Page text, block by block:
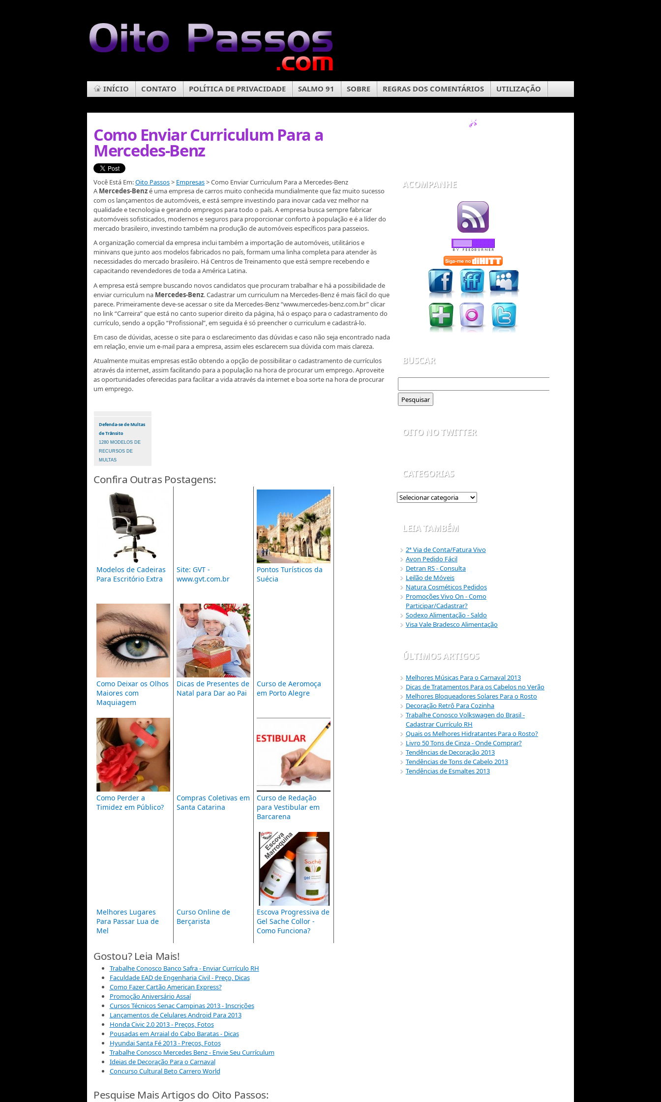
INÍCIO CONTATO POLÍTICA DE PRIVACIDADE SALMO 91 SOBRE REGRAS DOS COMENTÁRIOS UTILIZAÇÃO
Como Enviar Curriculum Para a
Mercedes-Benz
Você Está Em:Oito Passos> Empresas> Como Enviar Curriculum Para a Mercedes-Benz
A Mercedes-Benzé uma empresa de carros muito conhecida mundialmente que faz muito sucesso
com os lançamentos de automóveis, e está sempre investindo para inovar cada vez melhor na
qualidade e tecnologia e gerando empregos para todo o país. A empresa busca sempre fabricar
automóveis sofisticados, modernos e seguros para proporcionar conforto à população e é a líder do
mercado brasileiro, investindo também na produção de automóveis específicos para passeios.
A organização comercial da empresa inclui também a importação de automóveis, utilitários e
minivans que junto aos modelos fabricados no país, formam uma linha completa para atender às
necessidades do mercado brasileiro. Há Centros de Treinamento que está sempre recebendo e
capacitando revendedores de toda a América Latina.
A empresa está sempre buscando novos candidatos que procuram trabalhar e há a possibilidade de
enviar curriculum na Mercedes-Benz. Cadastrar um curriculum na Mercedes-Benz é mais fácil do que
parece. Primeiramente deve-se acessar o site da Mercedes-Benz “www.mercedes-benz.com.br” clicar
no link “Carreira” que está no canto superior direito da página, há o espaço para o cadastramento do
currículo, sendo a opção “Profissional”, em seguida é só preencher o curriculum e cadastrá-lo.
Em caso de dúvidas, acesse o site para o esclarecimento das dúvidas e caso não seja encontrado nada
em relação, envie um e-mail para a empresa, assim eles esclarecem sua dúvida com mais clareza.
Atualmente muitas empresas estão obtendo a opção de possibilitar o cadastramento de currículos
através da internet, assim facilitando para a população na hora de procurar um emprego. Aproveite
as oportunidades oferecidas para facilitar a vida através da internet e boa sorte na hora de procurar
um emprego.
Defenda-se de Multas
de Trânsito
1280 MODELOS DE
RECURSOS DE
MULTAS
Confira Outras Postagens:
Modelos de Cadeiras
Para Escritório Extra
Site: GVT -
www.gvt.com.br
Pontos Turísticos da
Suécia
Como Deixar os Olhos
Maiores com
Maquiagem
Dicas de Presentes de
Natal para Dar ao Pai
Curso de Aeromoça
em Porto Alegre
Como Perder a
Timidez em Público?
Compras Coletivas em
Santa Catarina
Curso de Redação
para Vestibular em
Barcarena
Melhores Lugares
Para Passar Lua de
Mel
Curso Online de
Berçarista
Escova Progressiva de
Gel Sache Collor -
Como Funciona?
Gostou? Leia Mais!
Trabalhe Conosco Banco Safra - Enviar Currículo RH
Faculdade EAD de Engenharia Civil - Preço, Dicas
Como Fazer Cartão American Express?
Promoção Aniversário Assaí
Cursos Técnicos Senac Campinas 2013 - Inscrições
Lançamentos de Celulares Android Para 2013
Honda Civic 2.0 2013 - Preços, Fotos
Pousadas em Arraial do Cabo Baratas - Dicas
Hyundai Santa Fé 2013 - Preços, Fotos
Trabalhe Conosco Mercedes Benz - Envie Seu Currículum
Ideias de Decoração Para o Carnaval
Concurso Cultural Beto Carrero World
Pesquise Mais Artigos do Oito Passos:
ACOMPANHE
BUSCAR
OITO NO TWITTER
CATEGORIAS
LEIA TAMBÉM
2ª Via de Conta/Fatura Vivo
Avon Pedido Fácil
Detran RS - Consulta
Leilão de Móveis
Natura Cosméticos Pedidos
Promoções Vivo On - Como
Participar/Cadastrar?
Sodexo Alimentação - Saldo
Visa Vale Bradesco Alimentação
ÚLTIMOS ARTIGOS
Melhores Músicas Para o Carnaval 2013
Dicas de Tratamentos Para os Cabelos no Verão
Melhores Bloqueadores Solares Para o Rosto
Decoração Retrô Para Cozinha
Trabalhe Conosco Volkswagen do Brasil -
Cadastrar Currículo RH
Quais os Melhores Hidratantes Para o Rosto?
Livro 50 Tons de Cinza - Onde Comprar?
Tendências de Decoração 2013
Tendências de Tons de Cabelo 2013
Tendências de Esmaltes 2013